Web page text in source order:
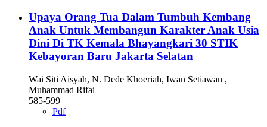
Upaya Orang Tua Dalam Tumbuh Kembang
Anak Untuk Membangun Karakter Anak Usia
Dini Di TK Kemala Bhayangkari 30 STIK
Kebayoran Baru Jakarta Selatan
Wai Siti Aisyah, N. Dede Khoeriah, Iwan Setiawan ,
Muhammad Rifai
585-599
Pdf